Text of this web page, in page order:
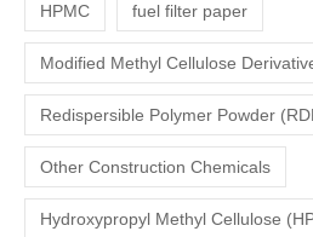
HPMC fuel filter paper
Modified Methyl Cellulose
Redispersible Polymer Powder
Other Construction Chemicals
Hydroxypropyl Methyl Cellulose